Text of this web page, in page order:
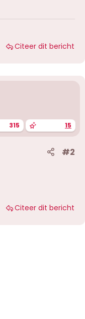
Citeer dit bericht
315 15
#2
Citeer dit bericht